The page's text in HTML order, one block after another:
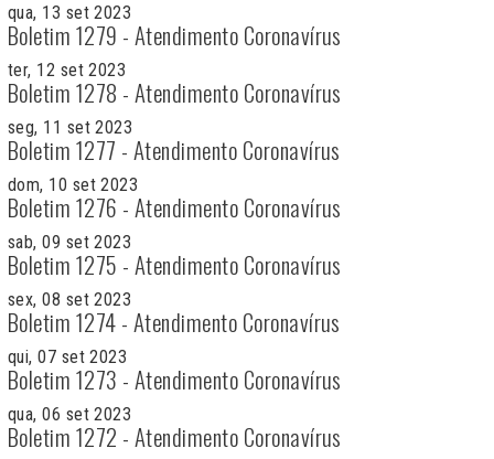
qua, 13 set 2023
Boletim 1279 - Atendimento Coronavírus
ter, 12 set 2023
Boletim 1278 - Atendimento Coronavírus
seg, 11 set 2023
Boletim 1277 - Atendimento Coronavírus
dom, 10 set 2023
Boletim 1276 - Atendimento Coronavírus
sab, 09 set 2023
Boletim 1275 - Atendimento Coronavírus
sex, 08 set 2023
Boletim 1274 - Atendimento Coronavírus
qui, 07 set 2023
Boletim 1273 - Atendimento Coronavírus
qua, 06 set 2023
Boletim 1272 - Atendimento Coronavírus